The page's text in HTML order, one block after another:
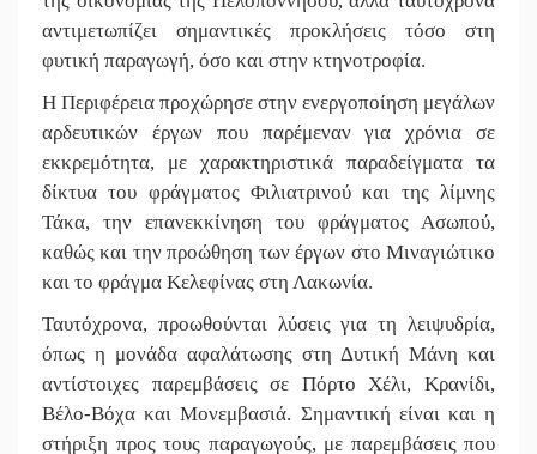
αντιμετωπίζει σημαντικές προκλήσεις τόσο στη
φυτική παραγωγή, όσο και στην κτηνοτροφία.
Η Περιφέρεια προχώρησε στην ενεργοποίηση μεγάλων
αρδευτικών έργων που παρέμεναν για χρόνια σε
εκκρεμότητα, με χαρακτηριστικά παραδείγματα τα
δίκτυα του φράγματος Φιλιατρινού και της λίμνης
Τάκα, την επανεκκίνηση του φράγματος Ασωπού,
καθώς και την προώθηση των έργων στο Μιναγιώτικο
και το φράγμα Κελεφίνας στη Λακωνία.
Ταυτόχρονα, προωθούνται λύσεις για τη λειψυδρία,
όπως η μονάδα αφαλάτωσης στη Δυτική Μάνη και
αντίστοιχες παρεμβάσεις σε Πόρτο Χέλι, Κρανίδι,
Βέλο-Βόχα και Μονεμβασιά. Σημαντική είναι και η
στήριξη προς τους παραγωγούς, με παρεμβάσεις που